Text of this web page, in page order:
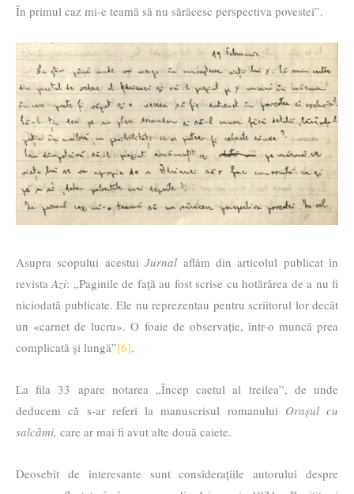
În primul caz mi-e teamă să nu sărăcesc perspectiva povestei”.
Asupra scopului acestuiJurnal aflăm din articolul publicat în
revistaAzi: „Paginile de față au fost scrise cu hotărârea de a nu fi
niciodată publicate. Ele nu reprezentau pentru scriitorul lor decât
un «carnet de lucru». O foaie de observație, într-o muncă prea
complicată și lungă”[6].
La fila 33 apare notarea „Încep caetul al treilea”, de unde
deducem că s-ar referi la manuscrisul romanului Orașul cu
salcâmi, care ar mai fi avut alte două caiete.
Deosebit de interesante sunt considerațiile autorului despre